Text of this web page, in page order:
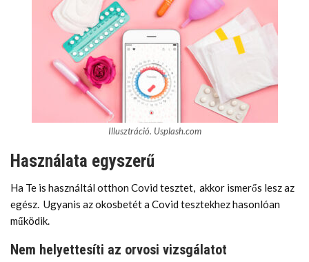
Illusztráció. Usplash.com
Használata egyszerű
Ha Te is használtál otthon Covid tesztet, akkor ismerős lesz az
egész. Ugyanis az okosbetét a Covid tesztekhez hasonlóan
működik.
Nem helyettesíti az orvosi vizsgálatot